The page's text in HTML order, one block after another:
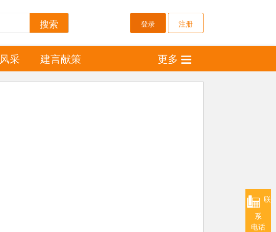
登录 注册
风采 建言献策 更多
联
系
电话